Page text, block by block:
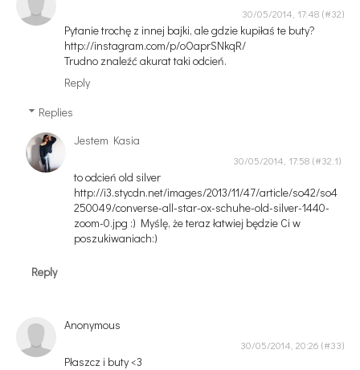
30/05/2014, 17:48
Pytanie trochę z innej bajki, ale gdzie kupiłaś te buty?
http://instagram.com/p/oOaprSNkqR/
Trudno znaleźć akurat taki odcień.
Reply
Replies
Jestem Kasia
30/05/2014, 17:58
to odcień old silver
http://i3.stycdn.net/images/2013/11/47/article/so42/so4
250049/converse-all-star-ox-schuhe-old-silver-1440-
zoom-0.jpg :) Myślę, że teraz łatwiej będzie Ci w
poszukiwaniach:)
Reply
Anonymous
30/05/2014, 20:26
Płaszcz i buty <3